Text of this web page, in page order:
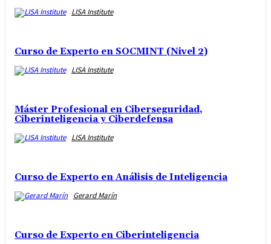
LISA Institute
Curso de Experto en SOCMINT (Nivel 2)
LISA Institute
Máster Profesional en Ciberseguridad,
Ciberinteligencia y Ciberdefensa
LISA Institute
Curso de Experto en Análisis de Inteligencia
Gerard Marín
Curso de Experto en Ciberinteligencia